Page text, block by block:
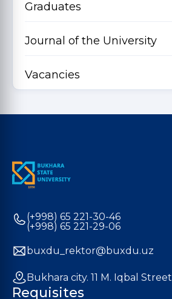
Graduates
Journal of the University
Vacancies
(+998) 65 221-30-46
(+998) 65 221-29-06
buxdu_rektor@buxdu.uz
Bukhara city. 11 M. Iqbal Street
Requisites